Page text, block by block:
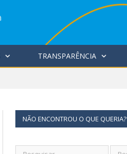
TRANSPARÊNCIA
NÃO ENCONTROU O QUE QUERIA?